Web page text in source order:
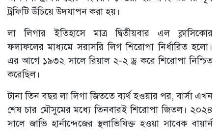
ট্রফিটি উঁচিয়ে উদযাপন করা হয়।
লা লিগার ইতিহাসে মাত্র দ্বিতীয়বার এল ক্লাসিকোর
ফলাফলের মাধ্যমে সরাসরি লিগ শিরোপা নির্ধারিত হলো।
এর আগে ১৯৩২ সালে রিয়াল ২-২ ড্র করে শিরোপা নিশ্চিত
করেছিল।
​টানা তিন বছর লা লিগা জিততে ব্যর্থ হওয়ার পর, বার্সা এখন
শেষ চার মৌসুমের মধ্যে তিনবারই শিরোপা জিতল। ২০২৪
সালে জাভি হার্নান্দেজের স্থলাভিষিক্ত হওয়া সাবেক বায়ার্ন